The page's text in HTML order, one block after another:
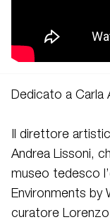
Dedicato a Carla
Il direttore
Andrea Lissoni,
museo tedesco
Environments by
curatore